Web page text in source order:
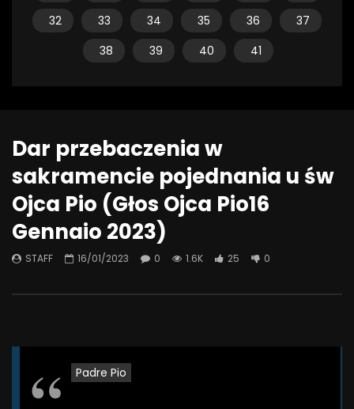
32
33 34 35 36
37
38
39 40 41
Dar przebaczenia w
sakramencie pojednania u św
Ojca Pio (Głos Ojca Pio16
Gennaio 2023)
STAFF 16/01/2023 0 1.6K 25 0
Padre Pio